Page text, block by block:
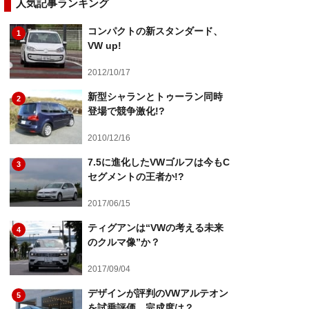
人気記事ランキング
1
コンパクトの新スタンダード、
VW up!
2012/10/17
2
新型シャランとトゥーラン同時
登場で競争激化!?
2010/12/16
3
7.5に進化したVWゴルフは今もC
セグメントの王者か!?
2017/06/15
4
ティグアンは“VWの考える未来
のクルマ像”か？
2017/09/04
5
デザインが評判のVWアルテオン